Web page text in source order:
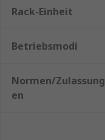
Rack-Einheit
Betriebsmodi
Normen/Zulassung
en